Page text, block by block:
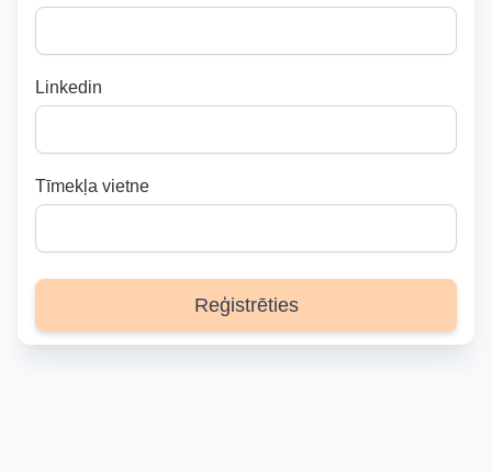
Linkedin
Tīmekļa vietne
Reģistrēties